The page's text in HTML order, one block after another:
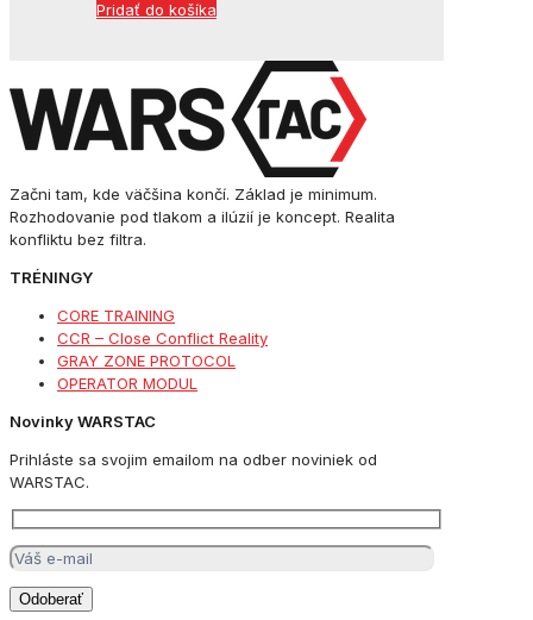
Pridať do košíka
Začni tam, kde väčšina končí. Základ je minimum.
Rozhodovanie pod tlakom a ilúzií je koncept. Realita
konfliktu bez filtra.
TRÉNINGY
CORE TRAINING
CCR – Close Conflict Reality
GRAY ZONE PROTOCOL
OPERATOR MODUL
Novinky WARSTAC
Prihláste sa svojim emailom na odber noviniek od
WARSTAC.